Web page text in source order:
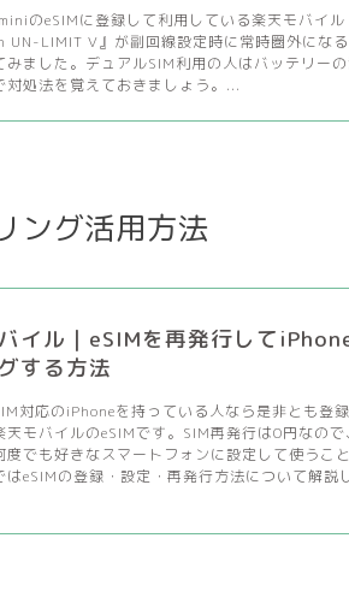
のeSIMに登録して利用している楽天モバイル
UN-LIMIT V』が副回線設定時に常時圏外にな
みました。デュアルSIM利用の人はバッテリー
対処法を覚えておきましょう。...
ング活用方法
イル｜eSIMを再発行して
する方法
対応のiPhoneを持っている人なら是非とも登
天モバイルのeSIMです。SIM再発行は0円なので
度でも好きなスマートフォンに設定して使うこ
はeSIMの登録・設定・再発行方法について解説